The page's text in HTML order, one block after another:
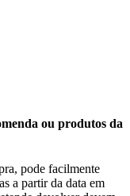
ou produtos da
pode facilmente
a partir da data em